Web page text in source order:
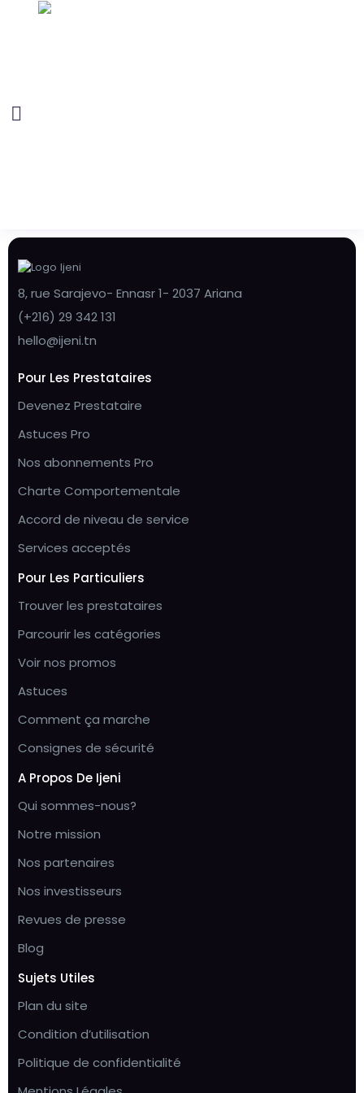
8, rue Sarajevo- Ennasr 1- 2037 Ariana
(+216) 29 342 131
hello@ijeni.tn
Pour Les Prestataires
Devenez Prestataire
Astuces Pro
Nos abonnements Pro
Charte Comportementale
Accord de niveau de service
Services acceptés
Pour Les Particuliers
Trouver les prestataires
Parcourir les catégories
Voir nos promos
Astuces
Comment ça marche
Consignes de sécurité
A Propos De Ijeni
Qui sommes-nous?
Notre mission
Nos partenaires
Nos investisseurs
Revues de presse
Blog
Sujets Utiles
Plan du site
Condition d’utilisation
Politique de confidentialité